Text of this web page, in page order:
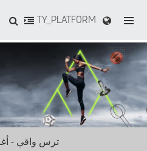
TY_PLATFORM
ترس واقي